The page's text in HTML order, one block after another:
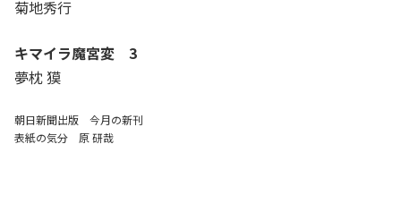
菊地秀行
キマイラ魔宮変 3
夢枕 獏
朝日新聞出版 今月の新刊
表紙の気分 原 研哉